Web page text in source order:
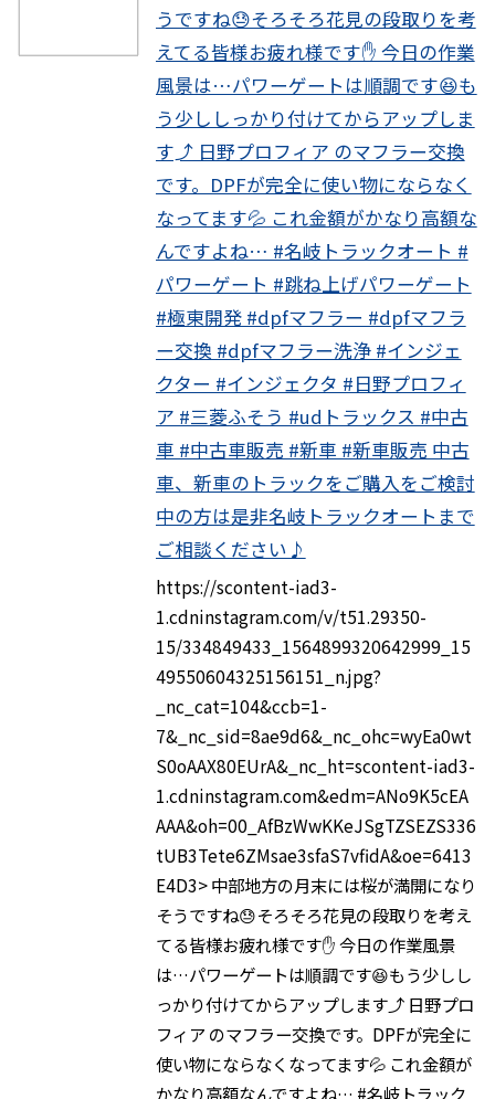
うですね😓そろそろ花見の段取りを考
えてる皆様お疲れ様です✋ 今日の作業
風景は…パワーゲートは順調です😆も
う少ししっかり付けてからアップしま
す⤴️ 日野プロフィア のマフラー交換
です。DPFが完全に使い物にならなく
なってます💦 これ金額がかなり高額な
んですよね… #名岐トラックオート #
パワーゲート #跳ね上げパワーゲート
#極東開発 #dpfマフラー #dpfマフラ
ー交換 #dpfマフラー洗浄 #インジェ
クター #インジェクタ #日野プロフィ
ア #三菱ふそう #udトラックス #中古
車 #中古車販売 #新車 #新車販売 中古
車、新車のトラックをご購入をご検討
中の方は是非名岐トラックオートまで
ご相談ください♪
https://scontent-iad3-
1.cdninstagram.com/v/t51.29350-
15/334849433_1564899320642999_15
49550604325156151_n.jpg?
_nc_cat=104&ccb=1-
7&_nc_sid=8ae9d6&_nc_ohc=wyEa0wt
S0oAAX80EUrA&_nc_ht=scontent-iad3-
1.cdninstagram.com&edm=ANo9K5cEA
AAA&oh=00_AfBzWwKKeJSgTZSEZS336
tUB3Tete6ZMsae3sfaS7vfidA&oe=6413
E4D3> 中部地方の月末には桜が満開になり
そうですね😓そろそろ花見の段取りを考え
てる皆様お疲れ様です✋ 今日の作業風景
は…パワーゲートは順調です😆もう少しし
っかり付けてからアップします⤴️ 日野プロ
フィア のマフラー交換です。DPFが完全に
使い物にならなくなってます💦 これ金額が
かなり高額なんですよね… #名岐トラック